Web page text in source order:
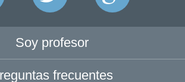
Soy profesor
frecuentes